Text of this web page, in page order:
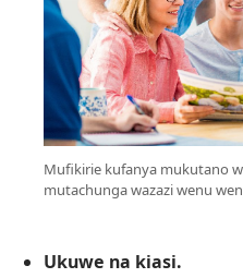
Mufikirie kufanya mukutano
mutachunga wazazi wenu
Ukuwe na kiasi.